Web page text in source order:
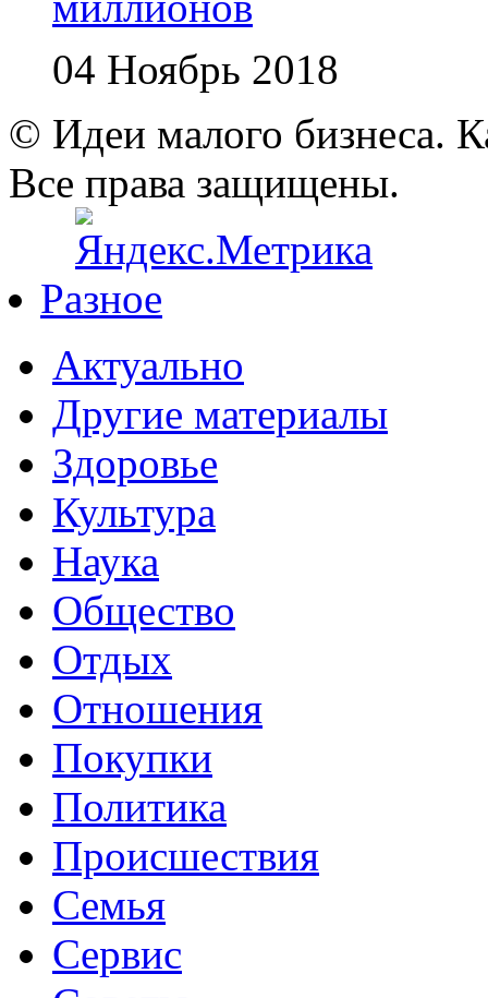
04 Ноябрь 2018
© Идеи малого бизнеса.
Все права защищены.
Разное
Актуально
Другие материалы
Здоровье
Культура
Наука
Общество
Отдых
Отношения
Покупки
Политика
Происшествия
Семья
Сервис